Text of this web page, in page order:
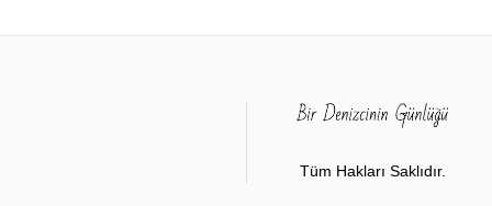
Tüm Hakları Saklıdır.